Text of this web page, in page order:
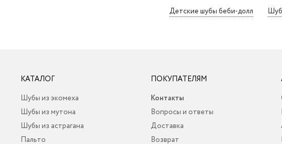
Детские шубы беби-долл
КАТАЛОГ
Шубы из экомеха
Шубы из мутона
Шубы из астрагана
Пальто
ПОКУПАТЕЛЯМ
Контакты
Вопросы и ответы
Доставка
Возврат